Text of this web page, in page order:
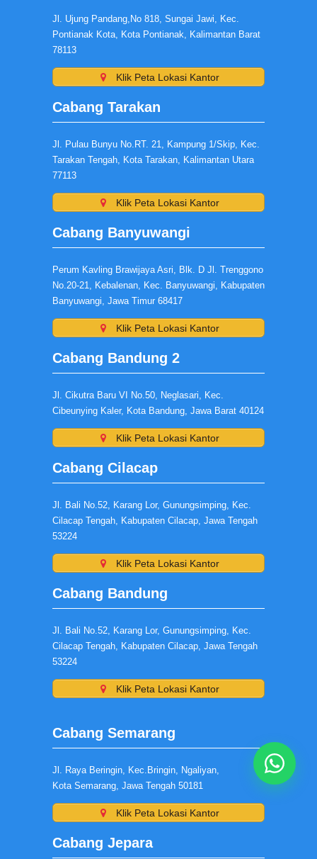
Jl. Ujung Pandang,No 818, Sungai Jawi, Kec.
Pontianak Kota, Kota Pontianak, Kalimantan Barat
78113
Klik Peta Lokasi Kantor
Cabang Tarakan
Jl. Pulau Bunyu No.RT. 21, Kampung 1/Skip, Kec.
Tarakan Tengah, Kota Tarakan, Kalimantan Utara
77113
Klik Peta Lokasi Kantor
Cabang Banyuwangi
Perum Kavling Brawijaya Asri, Blk. D Jl. Trenggono
No.20-21, Kebalenan, Kec. Banyuwangi, Kabupaten
Banyuwangi, Jawa Timur 68417
Klik Peta Lokasi Kantor
Cabang Bandung 2
Jl. Cikutra Baru VI No.50, Neglasari, Kec.
Cibeunying Kaler, Kota Bandung, Jawa Barat 40124
Klik Peta Lokasi Kantor
Cabang Cilacap
Jl. Bali No.52, Karang Lor, Gunungsimping, Kec.
Cilacap Tengah, Kabupaten Cilacap, Jawa Tengah
53224
Klik Peta Lokasi Kantor
Cabang Bandung
Jl. Bali No.52, Karang Lor, Gunungsimping, Kec.
Cilacap Tengah, Kabupaten Cilacap, Jawa Tengah
53224
Klik Peta Lokasi Kantor
Cabang Semarang
Jl. Raya Beringin, Kec.Bringin, Ngaliyan,
Kota Semarang, Jawa Tengah 50181
Klik Peta Lokasi Kantor
Cabang Jepara